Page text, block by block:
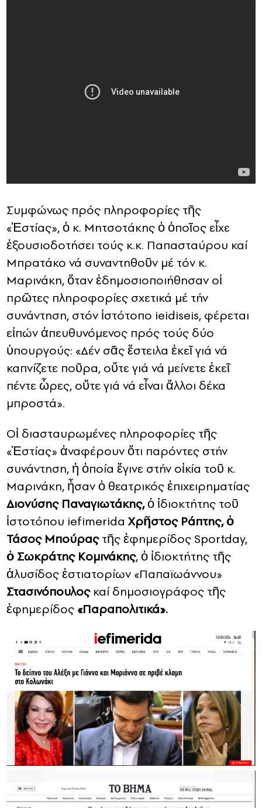
Συμφώνως πρός πληροφορίες τῆς
«Ἑστίας», ὁ κ. Μητσοτάκης ὁ ὁποῖος εἶχε
ἐξουσιοδοτήσει τούς κ.κ. Παπασταύρου καί
Μπρατάκο νά συναντηθοῦν μέ τόν κ.
Μαρινάκη, ὅταν ἐδημοσιοποιήθησαν οἱ
πρῶτες πληροφορίες σχετικά μέ τήν
συνάντηση, στόν ἱστότοπο ieidiseis, φέρεται
εἰπών ἀπευθυνόμενος πρός τούς δύο
ὑπουργούς: «Δέν σᾶς ἔστειλα ἐκεῖ γιά νά
καπνίζετε ποῦρα, οὔτε γιά νά μείνετε ἐκεῖ
πέντε ὧρες, οὔτε γιά νά εἶναι ἄλλοι δέκα
μπροστά».
Οἱ διασταυρωμένες πληροφορίες τῆς
«Ἑστίας» ἀναφέρουν ὅτι παρόντες στήν
συνάντηση, ἡ ὁποία ἔγινε στήν οἰκία τοῦ κ.
Μαρινάκη, ἦσαν ὁ θεατρικός ἐπιχειρηματίας
Διονύσης Παναγιωτάκης,ὁ ἰδιοκτήτης τοῦ
ἱστοτόπου iefimerida Χρῆστος Ράπτης, ὁ
Τάσος Μπούραςτῆς ἐφημερίδος Sportday,
ὁ Σωκράτης Κομινάκης, ὁ ἰδιοκτήτης τῆς
ἁλυσίδος ἑστιατορίων «Παπαϊωάννου»
Στασινόπουλοςκαί δημοσιογράφος τῆς
ἐφημερίδος «Παραπολιτικά».